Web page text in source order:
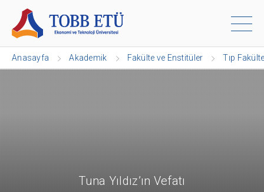
Anasayfa Akademik Fakülte ve Enstitüler Tıp
Tuna Yıldız’ın Vefatı